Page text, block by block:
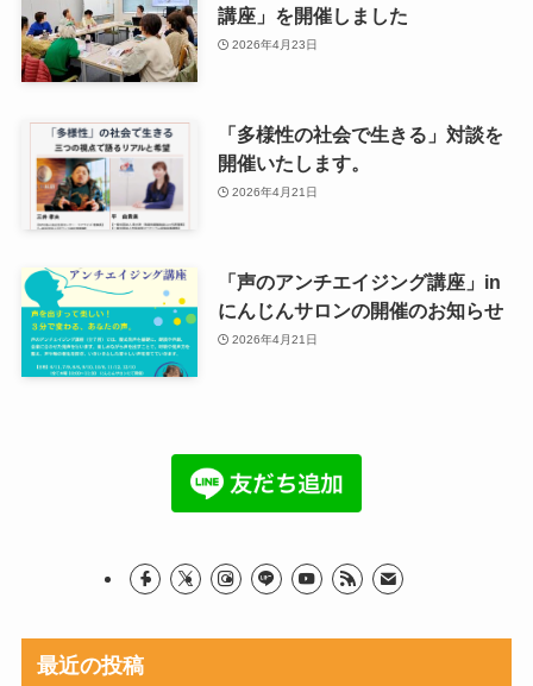
講座」を開催しました
2026年4月23日
「多様性の社会で生きる」対談を
開催いたします。
2026年4月21日
「声のアンチエイジング講座」in
にんじんサロンの開催のお知らせ
2026年4月21日
最近の投稿